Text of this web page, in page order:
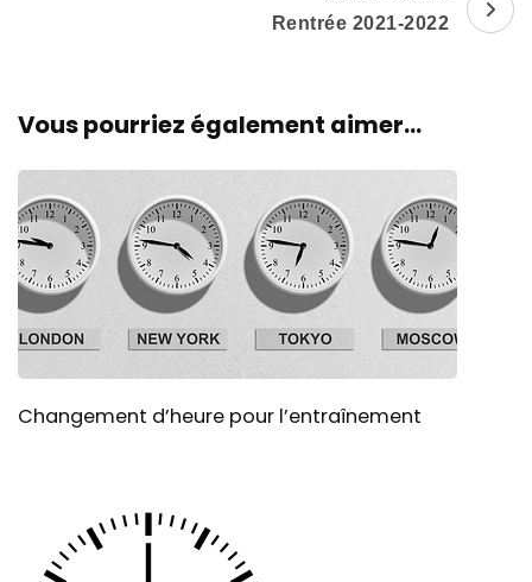
Rentrée 2021-2022
Vous pourriez également aimer...
Changement d’heure pour l’entraînement